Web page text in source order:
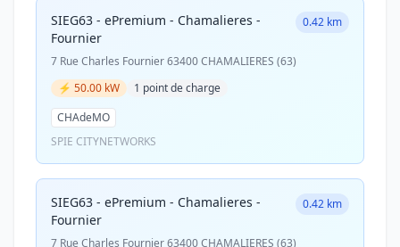
SIEG63 - ePremium - Chamalieres -
Fournier
0.42 km
7 Rue Charles Fournier 63400 CHAMALIERES (63)
⚡ 50.00 kW
1 point de charge
CHAdeMO
SPIE CITYNETWORKS
SIEG63 - ePremium - Chamalieres -
Fournier
0.42 km
7 Rue Charles Fournier 63400 CHAMALIERES (63)